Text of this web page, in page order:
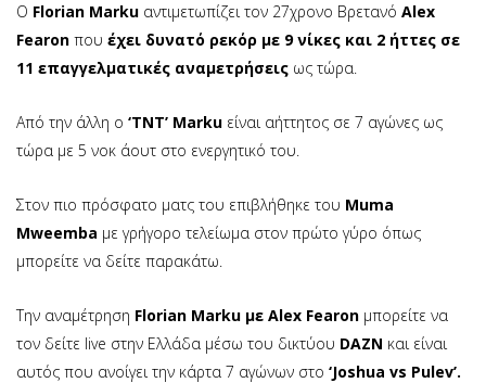
Ο Florian Marku αντιμετωπίζει τον 27χρονο Βρετανό Alex
Fearon που έχει δυνατό ρεκόρ με 9 νίκες και 2 ήττες σε
11 επαγγελματικές αναμετρήσεις ως τώρα.
Από την άλλη ο ‘TNT’ Marku είναι αήττητος σε 7 αγώνες ως
τώρα με 5 νοκ άουτ στο ενεργητικό του.
Στον πιο πρόσφατο ματς του επιβλήθηκε του Muma
Mweemba με γρήγορο τελείωμα στον πρώτο γύρο όπως
μπορείτε να δείτε παρακάτω.
Την αναμέτρηση Florian Marku με Alex Fearon μπορείτε να
τον δείτε live στην Ελλάδα μέσω του δικτύου DAZN και είναι
αυτός που ανοίγει την κάρτα 7 αγώνων στο ‘Joshua vs Pulev’.